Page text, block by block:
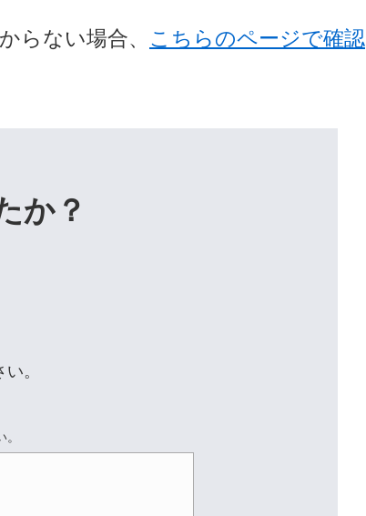
らない場合、 こちらのページで確認
か？
。